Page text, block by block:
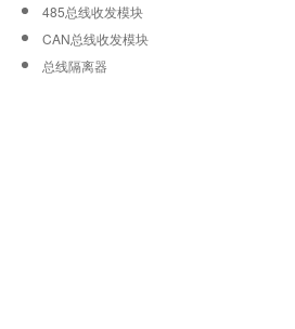
485总线收发模块
CAN总线收发模块
总线隔离器